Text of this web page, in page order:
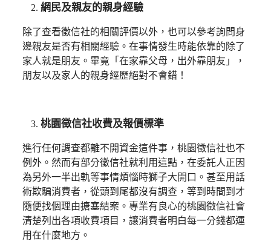
網民及親友的親身經驗
除了查看徵信社的相關評價以外，也可以參考詢問身
邊親友是否有相關經驗。在事情發生時能依靠的除了
家人就是朋友。畢竟「在家靠父母，出外靠朋友」，
朋友以及家人的親身經歷絕對不會錯！
桃園徵信社收費及報價標準
進行任何調查都離不開資金這件事，桃園徵信社也不
例外。然而有部分徵信社就利用這點，在委託人正因
為另外一半出軌等事情煩惱時獅子大開口。甚至用話
術欺騙消費者，從頭到尾都沒有調查，等到時間到才
隨便找個理由搪塞結案。專業有良心的桃園徵信社會
清楚列出各項收費項目，讓消費者明白每一分錢都運
用在什麼地方。